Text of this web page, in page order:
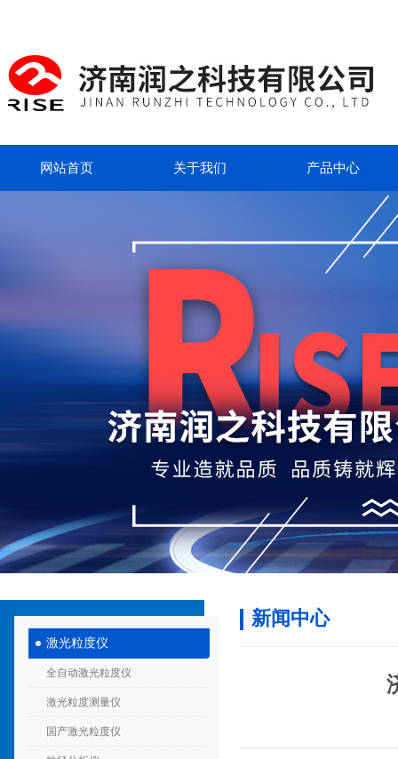
网站首页 关于我们 产品中心
激光粒度仪
全自动激光粒度仪
激光粒度测量仪
国产激光粒度仪
新闻中心